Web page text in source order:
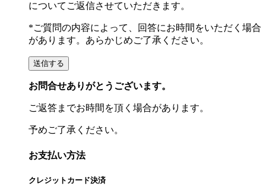
についてご返信させていただきます。
*ご質問の内容によって、回答にお時間をいただく場合
があります。あらかじめご了承ください。
お問合せありがとうございます。
ご返答までお時間を頂く場合があります。
予めご了承ください。
お支払い方法
クレジットカード決済